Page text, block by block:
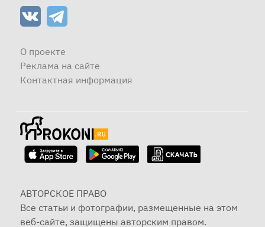
О проекте
Реклама на сайте
Контактная информация
АВТОРСКОЕ ПРАВО
Все статьи и фотографии, размещенные на этом
веб-сайте, защищены авторским правом.